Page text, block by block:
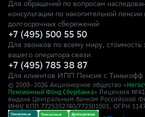
Для обращений по вопросам
консультации по накопительной
долгосрочных сбережений
+7 (495) 500 55 50
Для звонков по всему миру, стоимость
вашего оператора связи
+7 (495) 785 38 87
Для клиентов ИПП Пенсия с Тинькофф
© 2009–2026 Акционерное общество «
Пенсионный Фонд Сбербанка» Лицензия
выдана Центральным банком Российской
ИНН/ КПП 7725352740/772501001, ОГРН